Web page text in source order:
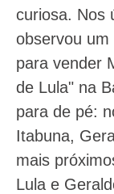
curiosa. Nos
observou
para vender
de Lula" na
para de pé:
Itabuna,
mais
Lula e